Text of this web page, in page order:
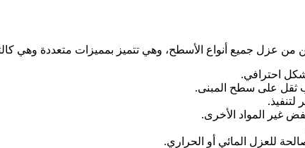
من عزل جميع أنواع الأسطح، وهي تتميز بمميزات متعددة وهي
احترافي.
ثقل على سطح المبنى.
لتنفيذ.
غير المواد الأخرى.
للعزل المائي أو الحراري.